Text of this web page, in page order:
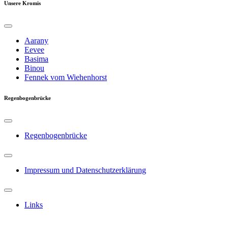
Unsere Kromis
Aarany
Eevee
Basima
Binou
Fennek vom Wiehenhorst
Regenbogenbrücke
Regenbogenbrücke
Impressum und Datenschutzerklärung
Links